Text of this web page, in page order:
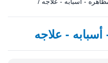
- علاجه